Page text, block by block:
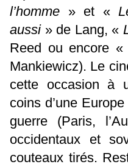
l’homme » et «
aussi» de Lang, «
Reed ou encore «
Mankiewicz). Le
cette occasion à
coins d’une
guerre (Paris,
occidentaux et
couteaux tirés.